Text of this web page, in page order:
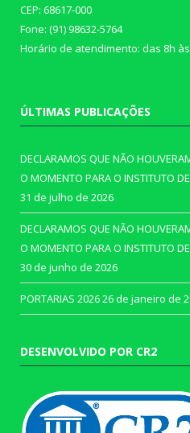
CEP: 68617-000
Fone: (91) 98632-5764
Horário de atendimento: das 8h
ÚLTIMAS PUBLICAÇÕES
DECLARAMOS QUE NÃO
O MOMENTO PARA O INSTITUTO
31 de julho de 2026
DECLARAMOS QUE NÃO
O MOMENTO PARA O INSTITUTO
30 de junho de 2026
PORTARIAS 202626 de janeiro de
DESENVOLVIDO POR CR2